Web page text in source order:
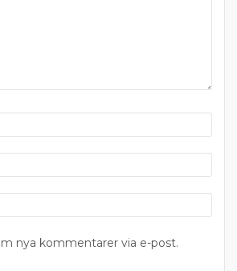
nya kommentarer via e-post.